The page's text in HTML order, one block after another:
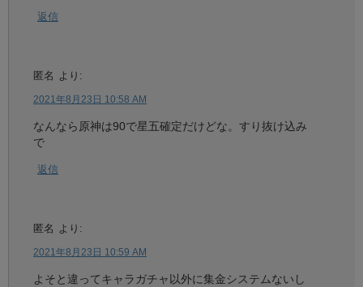
返信
匿名 より:
2021年8月23日 10:58 AM
なんなら原神は90で星五確定だけどな。すり抜け込み
で
返信
匿名 より:
2021年8月23日 10:59 AM
よそと違ってキャラガチャ以外に集金システムないし